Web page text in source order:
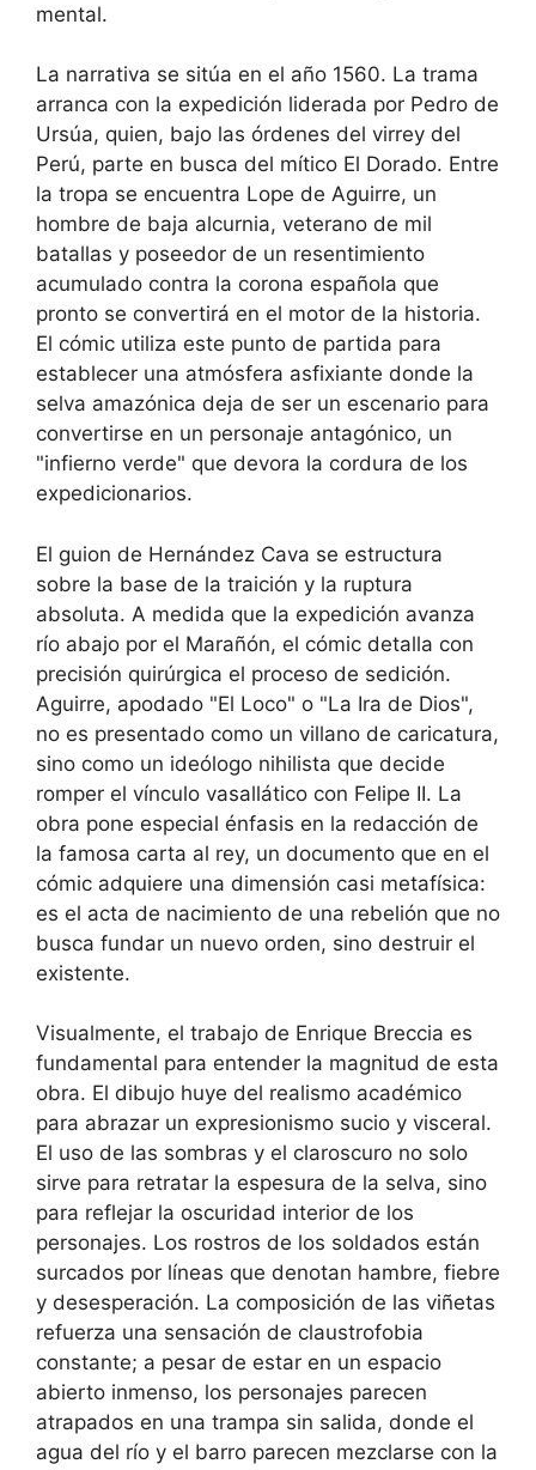
mental.
La narrativa se sitúa en el año 1560. La trama
arranca con la expedición liderada por Pedro de
Ursúa, quien, bajo las órdenes del virrey del
Perú, parte en busca del mítico El Dorado. Entre
la tropa se encuentra Lope de Aguirre, un
hombre de baja alcurnia, veterano de mil
batallas y poseedor de un resentimiento
acumulado contra la corona española que
pronto se convertirá en el motor de la historia.
El cómic utiliza este punto de partida para
establecer una atmósfera asfixiante donde la
selva amazónica deja de ser un escenario para
convertirse en un personaje antagónico, un
"infierno verde" que devora la cordura de los
expedicionarios.
El guion de Hernández Cava se estructura
sobre la base de la traición y la ruptura
absoluta. A medida que la expedición avanza
río abajo por el Marañón, el cómic detalla con
precisión quirúrgica el proceso de sedición.
Aguirre, apodado "El Loco" o "La Ira de Dios",
no es presentado como un villano de caricatura,
sino como un ideólogo nihilista que decide
romper el vínculo vasallático con Felipe II. La
obra pone especial énfasis en la redacción de
la famosa carta al rey, un documento que en el
cómic adquiere una dimensión casi metafísica:
es el acta de nacimiento de una rebelión que no
busca fundar un nuevo orden, sino destruir el
existente.
Visualmente, el trabajo de Enrique Breccia es
fundamental para entender la magnitud de esta
obra. El dibujo huye del realismo académico
para abrazar un expresionismo sucio y visceral.
El uso de las sombras y el claroscuro no solo
sirve para retratar la espesura de la selva, sino
para reflejar la oscuridad interior de los
personajes. Los rostros de los soldados están
surcados por líneas que denotan hambre, fiebre
y desesperación. La composición de las viñetas
refuerza una sensación de claustrofobia
constante; a pesar de estar en un espacio
abierto inmenso, los personajes parecen
atrapados en una trampa sin salida, donde el
agua del río y el barro parecen mezclarse con la